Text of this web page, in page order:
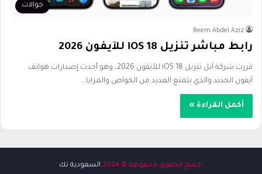
جوالات
Reem Abdel Aziz
رابط مباشر تنزيل iOS 18 للآيفون 2026
قررت شركة آبل تنزيل iOS 18 للآيفون 2026، وهو أحدث إصدارات هواتف
آيفون الجديد والذي يتمتع العديد من الخواص والمزايا…
أكمل القراءة »
:جميع الحقوق محفوظة © 2024 السعودية تك